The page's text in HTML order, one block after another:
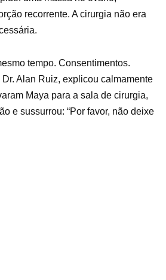
recorrente. A cirurgia não era
tempo. Consentimentos.
Dr. Alan Ruiz, explicou calmamente
Maya para a sala de cirurgia,
e sussurrou: “Por favor, não deixe